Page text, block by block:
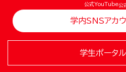
公式YouTube公
学内SNSアカ
学生ポータル